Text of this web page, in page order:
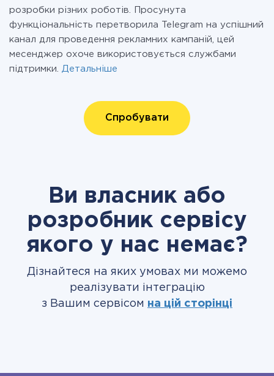
розробки різних роботів. Просунута
функціональність перетворила Telegram на успішний
канал для проведення рекламних кампаній, цей
месенджер охоче використовується службами
підтримки. Детальніше
Спробувати
Ви власник або
розробник сервісу
якого у нас немає?
Дізнайтеся на яких умовах ми можемо
реалізувати інтеграцію
з Вашим сервісом на цій сторінці